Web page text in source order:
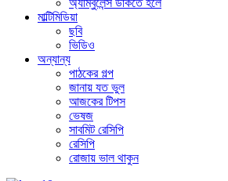
অ্যাম্বুলেন্স ডাকতে হলে
মাল্টিমিডিয়া
ছবি
ভিডিও
অন্যান্য
পাঠকের গল্প
জানায় যত ভুল
আজকের টিপস
ভেষজ
সাবমিট রেসিপি
রেসিপি
রোজায় ভাল থাকুন